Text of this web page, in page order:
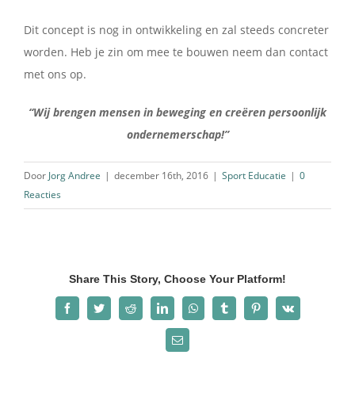
Dit concept is nog in ontwikkeling en zal steeds concreter
worden. Heb je zin om mee te bouwen neem dan contact
met ons op.
“Wij brengen mensen in beweging en creëren persoonlijk
ondernemerschap!”
Door Jorg Andree | december 16th, 2016 | Sport Educatie | 0
Reacties
Share This Story, Choose Your Platform!
FacebookTwitterReddit LinkedInWhatsAppTumblrPinterest
Vk
E-
mail